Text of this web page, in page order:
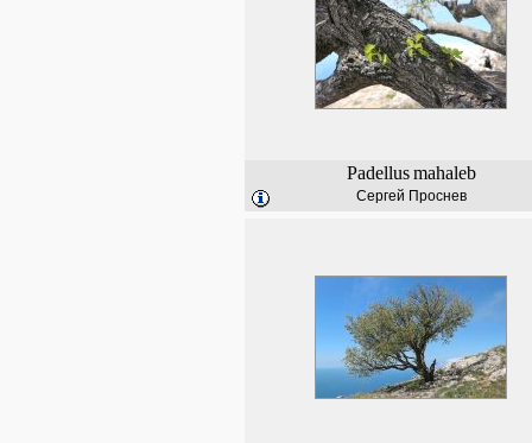
Padellus mahaleb
Сергей Проснев